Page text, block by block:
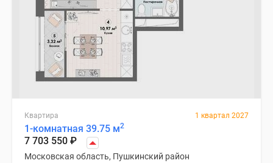
Квартира 1 квартал 2027
1-комнатная 39.75 м2
7 703 550 ₽
Московская область, Пушкинский район